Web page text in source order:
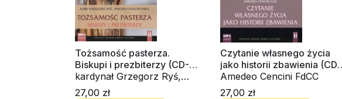
Tożsamość pasterza.
Biskupi i prezbiterzy (CD-
audiobook)
kardynał Grzegorz Ryś,
Amedeo Cencini FdCC
27,00 zł
Czytanie własnego życia
jako historii zbawienia (CD-
audiobook)
Amedeo Cencini FdCC
27,00 zł